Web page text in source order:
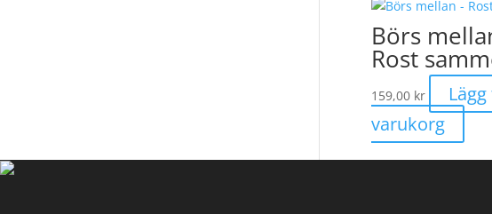
Börs
Rost
159,00 kr
varukorg